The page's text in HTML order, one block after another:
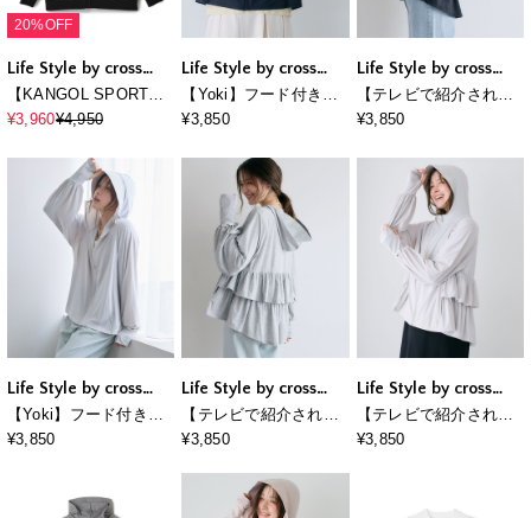
20%OFF
Life Style by cross
marche
【KANGOL SPORT】
サイドライントラック
ストレッチ・ジャー
ジ》◆新色追加◆
¥3,960¥4,950
Life Style by cross
marche
【Yoki】フード付きUV
カットパーカー
¥3,850
Life Style by cross
marche
【テレビで紹介されま
した】【Yoki】ラメ生
リルパーカ
¥3,850
Life Style by cross
marche
【Yoki】フード付きUV
カットパーカー
¥3,850
Life Style by cross
marche
【テレビで紹介されま
した】【Yoki】ラメ生
リルパーカ
¥3,850
Life Style by cross
marche
【テレビで紹介されま
した】【Yoki】ラメ生
¥3,850